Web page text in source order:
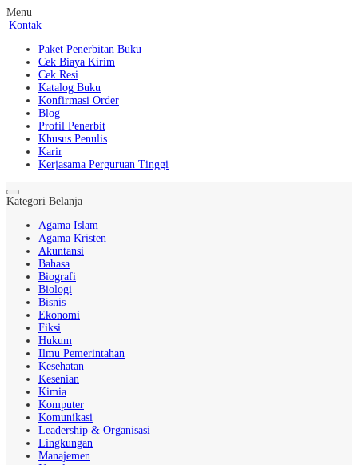
Menu
Kontak
Paket Penerbitan Buku
Cek Biaya Kirim
Cek Resi
Katalog Buku
Konfirmasi Order
Blog
Profil Penerbit
Khusus Penulis
Karir
Kerjasama Perguruan Tinggi
Kategori Belanja
Agama Islam
Agama Kristen
Akuntansi
Bahasa
Biografi
Biologi
Bisnis
Ekonomi
Fiksi
Hukum
Ilmu Pemerintahan
Kesehatan
Kesenian
Kimia
Komputer
Komunikasi
Leadership & Organisasi
Lingkungan
Manajemen